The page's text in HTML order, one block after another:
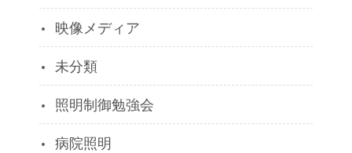
映像メディア
未分類
照明制御勉強会
病院照明